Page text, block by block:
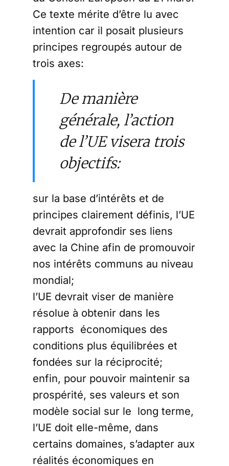
Ce texte mérite d’être lu avec
intention car il posait plusieurs
principes regroupés autour de
trois axes:
De manière
générale, l’action
de l’UE visera trois
objectifs:
sur la base d’intérêts et de
principes clairement définis, l’UE
devrait approfondir ses liens
avec la Chine afin de promouvoir
nos intérêts communs au niveau
mondial;
l’UE devrait viser de manière
résolue à obtenir dans les
rapports économiques des
conditions plus équilibrées et
fondées sur la réciprocité;
enfin, pour pouvoir maintenir sa
prospérité, ses valeurs et son
modèle social sur le long terme,
l’UE doit elle-même, dans
certains domaines, s’adapter aux
réalités économiques en